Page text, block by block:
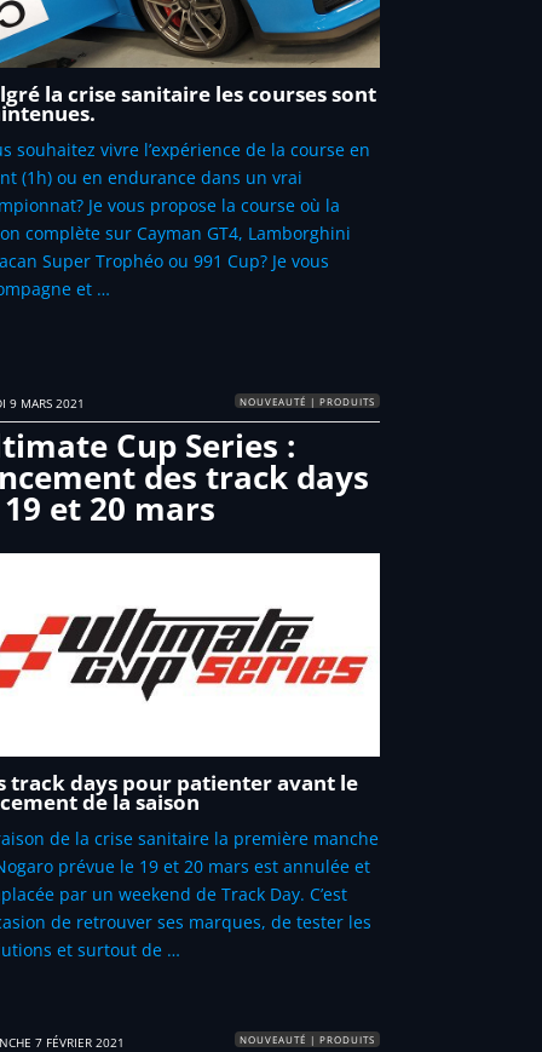
la crise sanitaire les courses sont
souhaitez vivre l’expérience de la course en
(1h) ou en endurance dans un vrai
Je vous propose la course où la
complète sur Cayman GT4, Lamborghini
Super Trophéo ou 991 Cup? Je vous
et …
9 MARS 2021 NOUVEAUTÉ | PRODUITS
Cup Series :
des track days
et 20 mars
track days pour patienter avant le
de la saison
de la crise sanitaire la première manche
prévue le 19 et 20 mars est annulée et
par un weekend de Track Day. C’est
de retrouver ses marques, de tester les
et surtout de …
7 FÉVRIER 2021 NOUVEAUTÉ | PRODUITS